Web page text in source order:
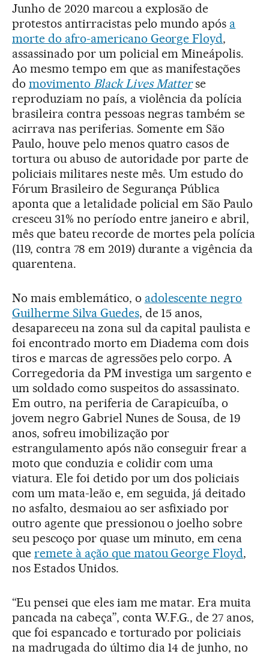
Junho de 2020 marcou a explosão de
protestos antirracistas pelo mundo após a
morte do afro-americano George Floyd,
assassinado por um policial em Mineápolis.
Ao mesmo tempo em que as manifestações
do movimento Black Lives Matterse
reproduziam no país, a violência da polícia
brasileira contra pessoas negras também se
acirrava nas periferias. Somente em São
Paulo, houve pelo menos quatro casos de
tortura ou abuso de autoridade por parte de
policiais militares neste mês. Um estudo do
Fórum Brasileiro de Segurança Pública
aponta que a letalidade policial em São Paulo
cresceu 31% no período entre janeiro e abril,
mês que bateu recorde de mortes pela polícia
(119, contra 78 em 2019) durante a vigência da
quarentena.
No mais emblemático, o adolescente negro
Guilherme Silva Guedes, de 15 anos,
desapareceu na zona sul da capital paulista e
foi encontrado morto em Diadema com dois
tiros e marcas de agressões pelo corpo. A
Corregedoria da PM investiga um sargento e
um soldado como suspeitos do assassinato.
Em outro, na periferia de Carapicuíba, o
jovem negro Gabriel Nunes de Sousa, de 19
anos, sofreu imobilização por
estrangulamento após não conseguir frear a
moto que conduzia e colidir com uma
viatura. Ele foi detido por um dos policiais
com um mata-leão e, em seguida, já deitado
no asfalto, desmaiou ao ser asfixiado por
outro agente que pressionou o joelho sobre
seu pescoço por quase um minuto, em cena
que remete à ação que matou George Floyd,
nos Estados Unidos.
“Eu pensei que eles iam me matar. Era muita
pancada na cabeça”, conta W.F.G., de 27 anos,
que foi espancado e torturado por policiais
na madrugada do último dia 14 de junho, no